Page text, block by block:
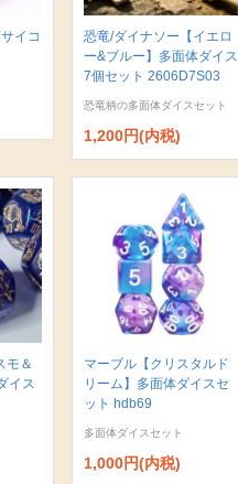
イコ
恐竜/ダイナソー【イエロ
ー&ブルー】多面体ダイス
7個セット 2606D7S03
恐竜柄の多面体ダイスセット
1,200円(内税)
モ＆
イス
マーブル【クリスタルド
リーム】多面体ダイスセ
ット hdb69
多面体ダイスセット
1,000円(内税)